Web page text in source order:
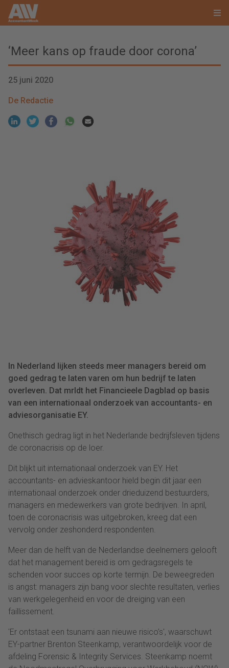
‘Meer kans op fraude door corona’
25 juni 2020
De Redactie
In Nederland lijken steeds meer managers bereid om
goed gedrag te laten varen om hun bedrijf te laten
overleven. Dat mrldt het Financieele Dagblad op basis
van een internationaal onderzoek van accountants- en
adviesorganisatie EY.
Onethisch gedrag ligt in het Nederlande bedrijfsleven tijdens
de coronacrisis op de loer.
Dit blijkt uit internationaal onderzoek van EY. Het
accountants- en advieskantoor hield begin dit jaar een
internationaal onderzoek onder drieduizend bestuurders,
managers en medewerkers van grote bedrijven. In april,
toen de coronacrisis was uitgebroken, kreeg dat een
vervolg onder zeshonderd respondenten.
Meer dan de helft van de Nederlandse deelnemers gelooft
dat het management bereid is om gedragsregels te
schenden voor succes op korte termijn. De beweegreden
is angst: managers zijn bang voor slechte resultaten, verlies
van werkgelegenheid en voor de dreiging van een
faillissement.
'Er ontstaat een tsunami aan nieuwe risico’s', waarschuwt
EY-partner Brenton Steenkamp, verantwoordelijk voor de
afdeling Forensic & Integrity Services. Steenkamp noemt